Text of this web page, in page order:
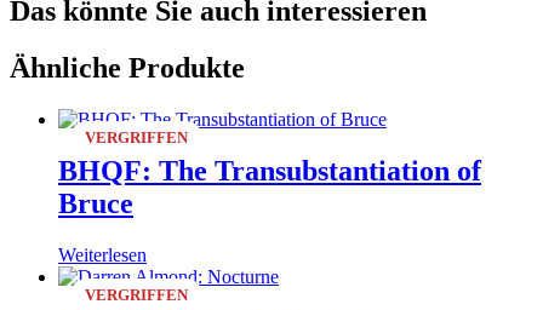
Das könnte Sie auch interessieren
Ähnliche Produkte
VERGRIFFEN
BHQF: The Transubstantiation of
Bruce
Weiterlesen
VERGRIFFEN